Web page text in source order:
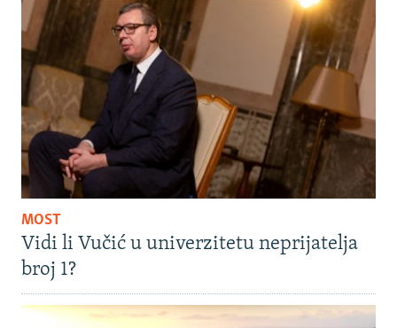
MOST
Vidi li Vučić u univerzitetu neprijatelja
broj 1?